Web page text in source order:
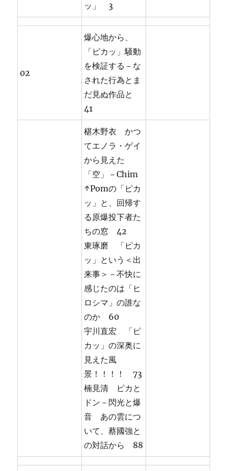
ッ」 3
02
爆心地から、
「ピカッ」騒動
を検証する－な
された行為とま
だ見ぬ作品と
41
椹木野衣 かつ
てエノラ・ゲイ
から見えた
「空」－Chim
↑Pomの「ピカ
ッ」と、回帰す
る原爆投下者た
ちの窓 42
東琢磨 「ピカ
ッ」という＜出
来事＞－不快に
感じたのは「ヒ
ロシマ」の誰な
のか 60
宇川直宏 「ピ
カッ」の深奥に
見えた風
景！！！！ 73
楠見清 ピカと
ドン－閃光と爆
音 あの雲につ
いて、蔡國強と
の対話から 88